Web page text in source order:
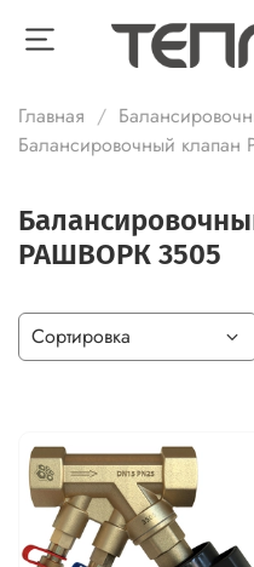
Главная
Балансировочный
РАШВОРК 3505